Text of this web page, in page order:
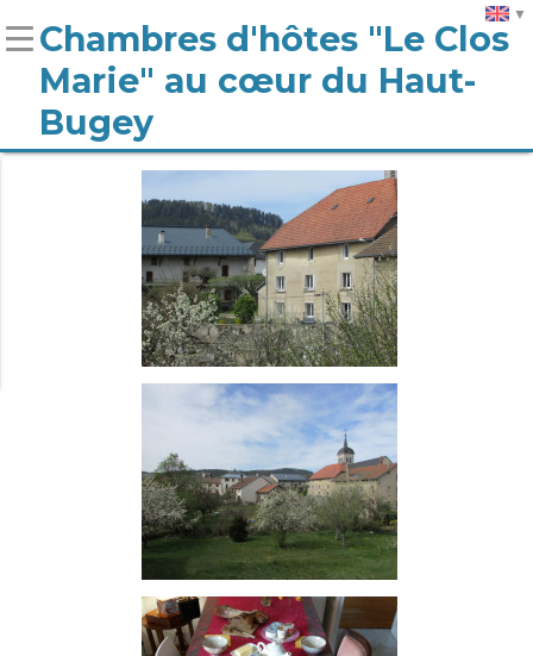
Chambres d'hôtes "Le Clos
Marie" au cœur du Haut-
Bugey